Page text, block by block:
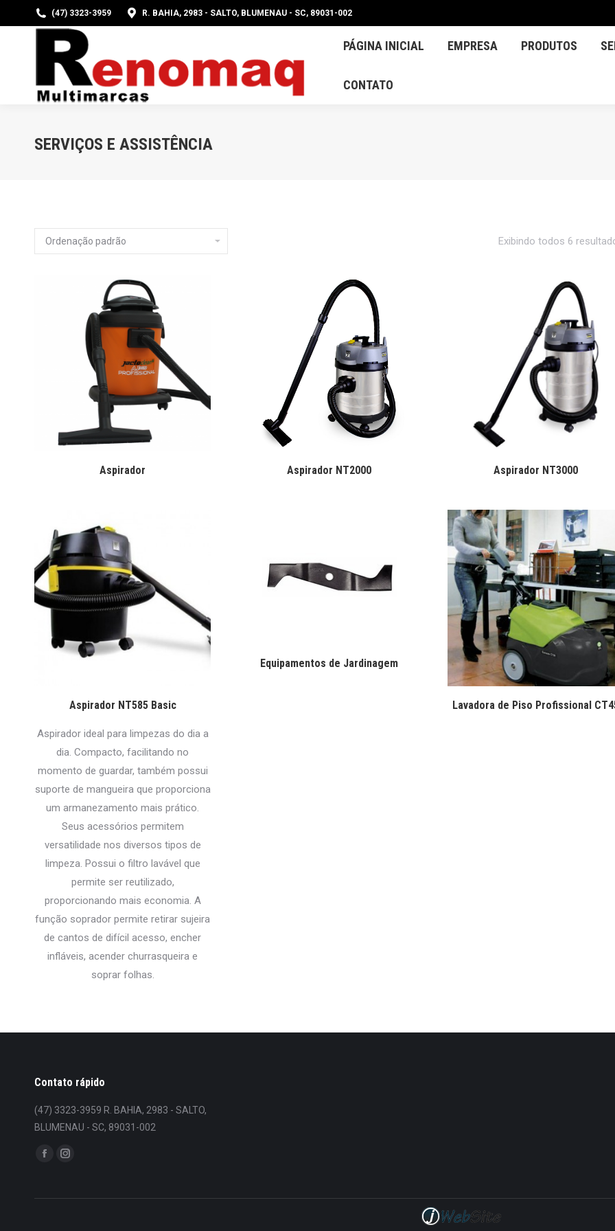
(47) 3323-3959 R. BAHIA, 2983 - SALTO, BLUMENAU - SC, 89031-002
PÁGINA INICIAL EMPRESA PRODUTOS
CONTATO
SERVIÇOS E ASSISTÊNCIA
Exibindo todos 6
Aspirador Aspirador NT2000 Aspirador NT3000
Aspirador NT585 Basic
Aspirador ideal para limpezas do dia a
dia. Compacto, facilitando no
momento de guardar, também possui
suporte de mangueira que proporciona
um armanezamento mais prático.
Seus acessórios permitem
versatilidade nos diversos tipos de
limpeza. Possui o filtro lavável que
permite ser reutilizado,
proporcionando mais economia. A
função soprador permite retirar sujeira
de cantos de difícil acesso, encher
infláveis, acender churrasqueira e
soprar folhas.
Equipamentos de Jardinagem
Lavadora de Piso Profissional
Contato rápido
(47) 3323-3959 R. BAHIA, 2983 - SALTO,
BLUMENAU - SC, 89031-002
Encontre-nos em:
Facebook
opens
Instagram
opens
PÁGINA INICIAL EMPRESA PRODUTOS SERVIÇOS E